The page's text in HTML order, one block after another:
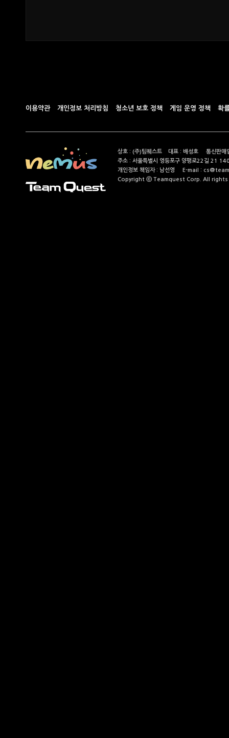
이용약관 개인정보 처리방침 청소년 보호 정책 게임 운영 정책 확
상호 : (주)팀퀘스트 대표 : 배성호 통신판
주소 : 서울특별시 영등포구 양평로22길 21
개인정보 책임자 : 남선영 E-mail :
Copyright ⓒ Teamquest Corp. All rights